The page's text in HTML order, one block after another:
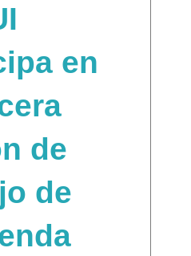
en
de
de